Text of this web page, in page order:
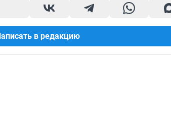
в редакцию